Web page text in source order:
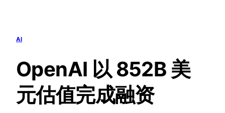
AI
OpenAI 以 852B 美
元估值完成融资